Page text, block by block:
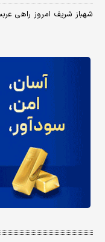
شهباز شریف امروز راهی